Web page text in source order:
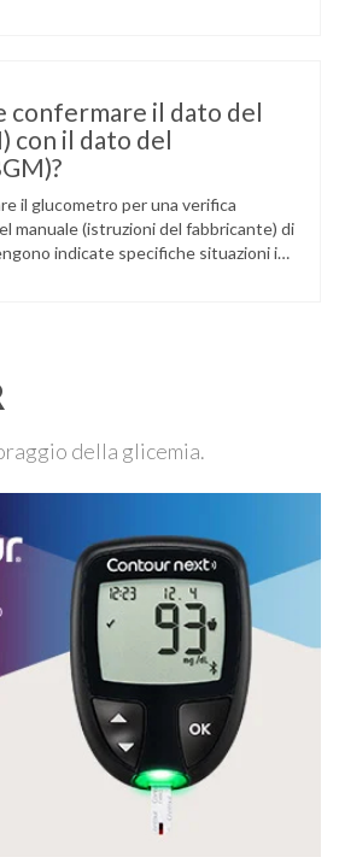
confermare il dato del
con il dato del
il glucometro per una verifica
manuale (istruzioni del fabbricante) di
indicate specifiche situazioni in
della glicemia.